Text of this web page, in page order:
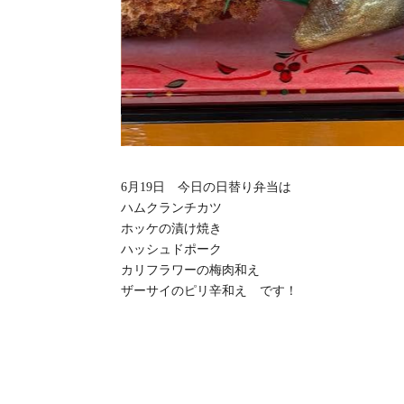
6月19日 今日の日替り弁当は
ハムクランチカツ
ホッケの漬け焼き
ハッシュドポーク
カリフラワーの梅肉和え
ザーサイのピリ辛和え です！